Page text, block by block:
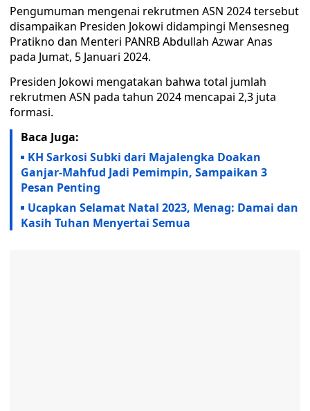
Pengumuman mengenai rekrutmen ASN 2024 tersebut
disampaikan Presiden Jokowi didampingi Mensesneg
Pratikno dan Menteri PANRB Abdullah Azwar Anas
pada Jumat, 5 Januari 2024.
Presiden Jokowi mengatakan bahwa total jumlah
rekrutmen ASN pada tahun 2024 mencapai 2,3 juta
formasi.
Baca Juga:
KH Sarkosi Subki dari Majalengka Doakan
Ganjar-Mahfud Jadi Pemimpin, Sampaikan 3
Pesan Penting
Ucapkan Selamat Natal 2023, Menag: Damai dan
Kasih Tuhan Menyertai Semua